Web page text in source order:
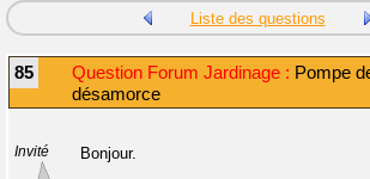
Liste des questions
85 Question Forum Jardinage : Pompe
désamorce
Invité
Bonjour.